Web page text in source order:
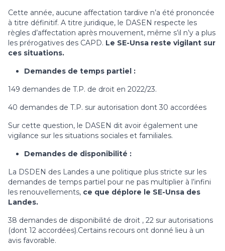
Cette année, aucune affectation tardive n’a été prononcée
à titre définitif. A titre juridique, le DASEN respecte les
règles d’affectation après mouvement, même s’il n’y a plus
les prérogatives des CAPD. Le SE-Unsa reste vigilant sur
ces situations.
Demandes de temps partiel :
149 demandes de T.P. de droit en 2022/23.
40 demandes de T.P. sur autorisation dont 30 accordées
Sur cette question, le DASEN dit avoir également une
vigilance sur les situations sociales et familiales.
Demandes de disponibilité :
La DSDEN des Landes a une politique plus stricte sur les
demandes de temps partiel pour ne pas multiplier à l’infini
les renouvellements, ce que déplore le SE-Unsa des
Landes.
38 demandes de disponibilité de droit , 22 sur autorisations
(dont 12 accordées).Certains recours ont donné lieu à un
avis favorable.